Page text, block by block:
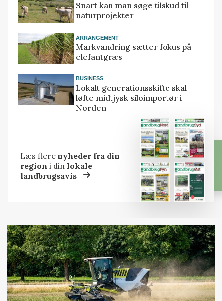
Snart kan man søge tilskud til
naturprojekter
ARRANGEMENT
Markvandring sætter fokus på
elefantgræs
BUSINESS
Lokalt generationsskifte skal
løfte midtjysk siloimportør i
Norden
Læs flere nyheder fra din
region i dinlokale
landbrugsavis